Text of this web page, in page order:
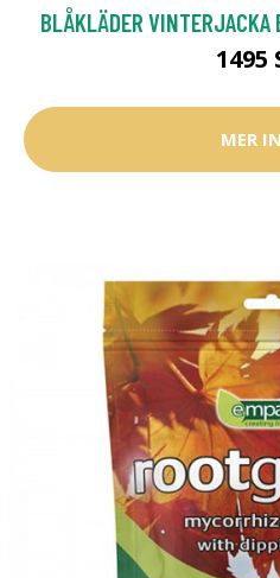
BLÅKLÄDER VINTERJACKA
1495
MER